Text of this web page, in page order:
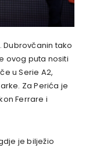
Dubrovčanin tako
ovog puta nositi
u Serie A2,
Za Perića je
Ferrare i
je bilježio